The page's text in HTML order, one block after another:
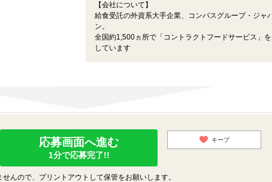
【会社について】
給食受託の外資系大手企業、コンパスグループ・ジャ
ン。
全国約1,500ヵ所で「コントラクトフードサービス」
しています
応募画面へ進む
1分で応募完了!!
キープ
んので、プリントアウトして保管をお願いします。